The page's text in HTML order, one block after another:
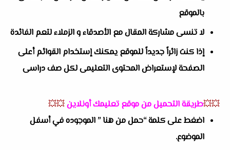
بالموقع
لا تنسى مشاركة المقال مع الأصدقاء و الزملاء لتعم الفائدة
إذا كنت زائراً جديداً للموقع يمكنك إستخدام القوائم أعلى
الصفحة لإستعراض المحتوى التعليمى لكل صف دراسى
💥💥طريقة التحميل من موقع تعليمك أونلاين💥💥
اضغط على كلمة “حمل من هنا ” الموجوده في أسفل
الموضوع.